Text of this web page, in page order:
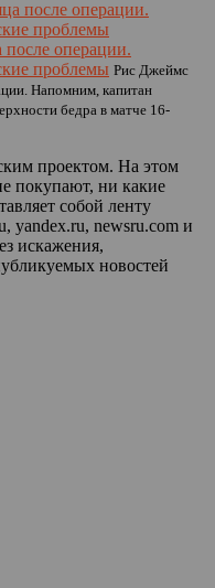
операции.
проблемы Рис Джеймс
Напомним, капитан
бедра в матче 16-
проектом. На этом
покупают, ни какие
собой ленту
yandex.ru, newsru.com и
искажения,
новостей